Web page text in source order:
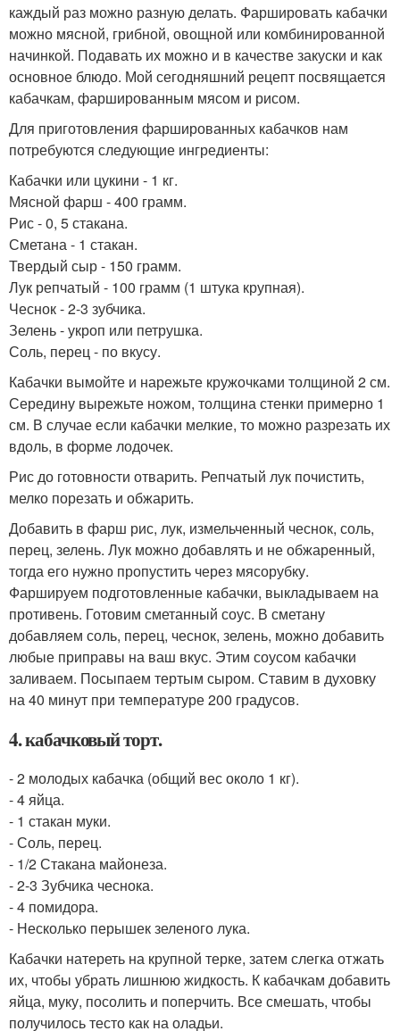
каждый раз можно разную делать. Фаршировать кабачки
можно мясной, грибной, овощной или комбинированной
начинкой. Подавать их можно и в качестве закуски и как
основное блюдо. Мой сегодняшний рецепт посвящается
кабачкам, фаршированным мясом и рисом.
Для приготовления фаршированных кабачков нам
потребуются следующие ингредиенты:
Кабачки или цукини - 1 кг.
Мясной фарш - 400 грамм.
Рис - 0, 5 стакана.
Сметана - 1 стакан.
Твердый сыр - 150 грамм.
Лук репчатый - 100 грамм (1 штука крупная).
Чеснок - 2-3 зубчика.
Зелень - укроп или петрушка.
Соль, перец - по вкусу.
Кабачки вымойте и нарежьте кружочками толщиной 2 см.
Середину вырежьте ножом, толщина стенки примерно 1
см. В случае если кабачки мелкие, то можно разрезать их
вдоль, в форме лодочек.
Рис до готовности отварить. Репчатый лук почистить,
мелко порезать и обжарить.
Добавить в фарш рис, лук, измельченный чеснок, соль,
перец, зелень. Лук можно добавлять и не обжаренный,
тогда его нужно пропустить через мясорубку.
Фаршируем подготовленные кабачки, выкладываем на
противень. Готовим сметанный соус. В сметану
добавляем соль, перец, чеснок, зелень, можно добавить
любые приправы на ваш вкус. Этим соусом кабачки
заливаем. Посыпаем тертым сыром. Ставим в духовку
на 40 минут при температуре 200 градусов.
4. кабачковый торт.
- 2 молодых кабачка (общий вес около 1 кг).
- 4 яйца.
- 1 стакан муки.
- Соль, перец.
- 1/2 Стакана майонеза.
- 2-3 Зубчика чеснока.
- 4 помидора.
- Несколько перышек зеленого лука.
Кабачки натереть на крупной терке, затем слегка отжать
их, чтобы убрать лишнюю жидкость. К кабачкам добавить
яйца, муку, посолить и поперчить. Все смешать, чтобы
получилось тесто как на оладьи.